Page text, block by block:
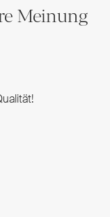
Meinung